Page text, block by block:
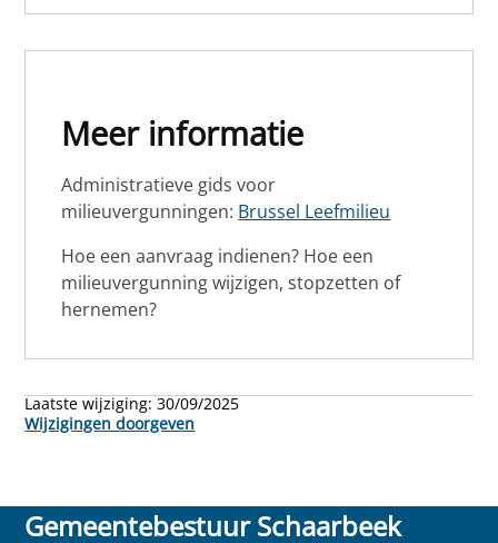
Meer informatie
Administratieve gids voor
milieuvergunningen: Brussel Leefmilieu
Hoe een aanvraag indienen? Hoe een
milieuvergunning wijzigen, stopzetten of
hernemen?
Laatste wijziging:30/09/2025
Wijzigingen doorgeven
Gemeentebestuur Schaarbeek